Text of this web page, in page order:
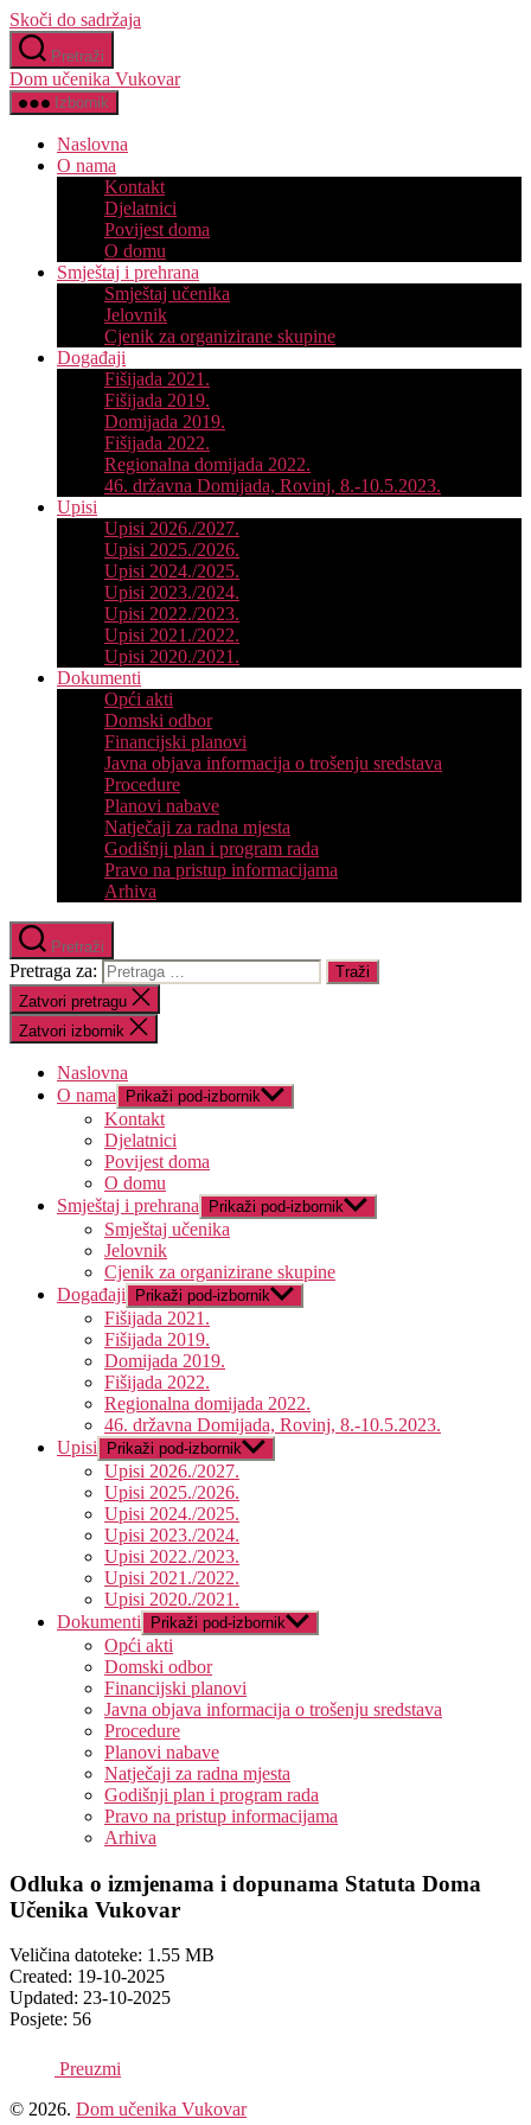
Skoči do sadržaja
Pretraži
Dom učenika Vukovar
Izbornik
Naslovna
O nama
Kontakt
Djelatnici
Povijest doma
O domu
Smještaj i prehrana
Smještaj učenika
Jelovnik
Cjenik za organizirane skupine
Događaji
Fišijada 2021.
Fišijada 2019.
Domijada 2019.
Fišijada 2022.
Regionalna domijada 2022.
46. državna Domijada, Rovinj, 8.-10.5.2023.
Upisi
Upisi 2026./2027.
Upisi 2025./2026.
Upisi 2024./2025.
Upisi 2023./2024.
Upisi 2022./2023.
Upisi 2021./2022.
Upisi 2020./2021.
Dokumenti
Opći akti
Domski odbor
Financijski planovi
Javna objava informacija o trošenju sredstava
Procedure
Planovi nabave
Natječaji za radna mjesta
Godišnji plan i program rada
Pravo na pristup informacijama
Arhiva
Pretraži
Pretraga za:
Zatvori pretragu
Zatvori izbornik
Naslovna
O nama
Prikaži pod-izbornik
Kontakt
Djelatnici
Povijest doma
O domu
Smještaj i prehrana
Prikaži pod-izbornik
Smještaj učenika
Jelovnik
Cjenik za organizirane skupine
Događaji
Prikaži pod-izbornik
Fišijada 2021.
Fišijada 2019.
Domijada 2019.
Fišijada 2022.
Regionalna domijada 2022.
46. državna Domijada, Rovinj, 8.-10.5.2023.
Upisi
Prikaži pod-izbornik
Upisi 2026./2027.
Upisi 2025./2026.
Upisi 2024./2025.
Upisi 2023./2024.
Upisi 2022./2023.
Upisi 2021./2022.
Upisi 2020./2021.
Dokumenti
Prikaži pod-izbornik
Opći akti
Domski odbor
Financijski planovi
Javna objava informacija o trošenju sredstava
Procedure
Planovi nabave
Natječaji za radna mjesta
Godišnji plan i program rada
Pravo na pristup informacijama
Arhiva
Odluka o izmjenama i dopunama Statuta Doma
Učenika Vukovar
Veličina datoteke: 1.55 MB
Created: 19-10-2025
Updated: 23-10-2025
Posjete: 56
Preuzmi
© 2026. Dom učenika Vukovar